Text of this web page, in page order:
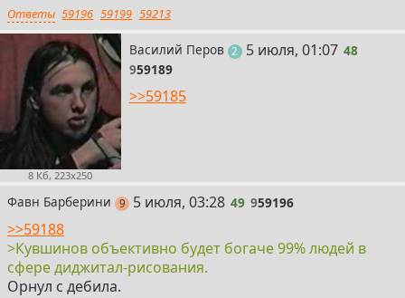
Ответы 59196 59199 59213
8 Кб, 223x250
Василий Перов 2поста
48
5 июля, 01:07 48
959189
>>59185
Фавн Барберини 9постов
49
5 июля, 03:28 49 959196
>>59188
>Кувшинов объективно будет богаче 99% людей в
сфере диджитал-рисования.
Орнул с дебила.